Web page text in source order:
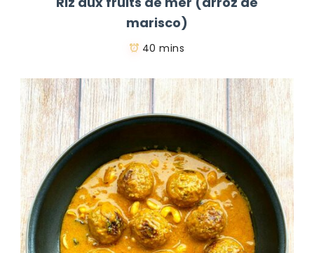
marisco)
40 mins